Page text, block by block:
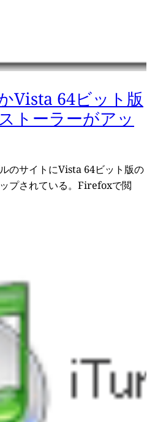
Vista 64ビット版
トーラーがアッ
のサイトにVista 64ビット版の
プされている。Firefoxで閲